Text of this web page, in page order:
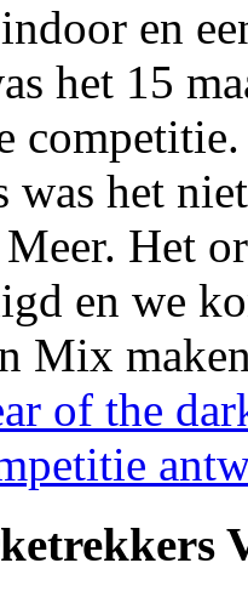
en
het 15
het
Het
en we
Mix
of the